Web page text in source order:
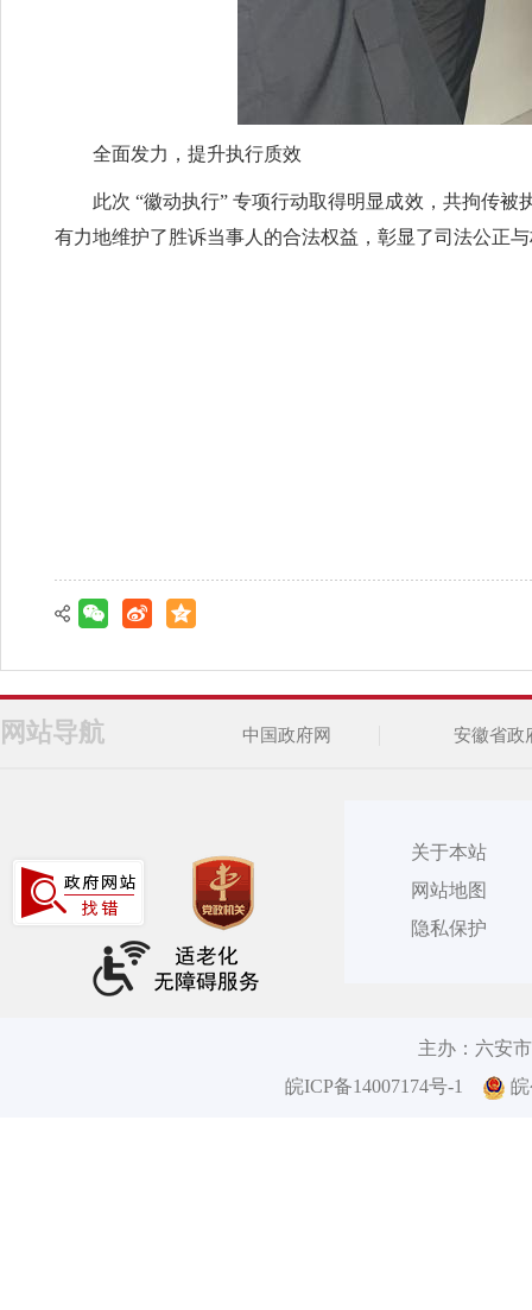
全面发力，提升执行质效​
此次 “徽动执行” 专项行动取得明显成效，共拘传
有力地维护了胜诉当事人的合法权益，彰显了司法公正
网站导航 中国政府网 安徽省政
关于本站
网站地图
隐私保护
主办：六安
皖ICP备14007174号-1